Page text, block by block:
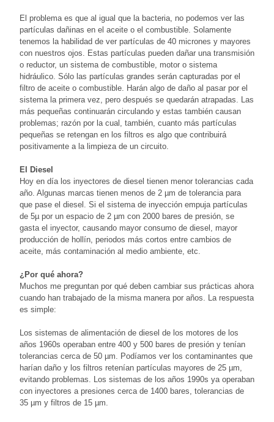
El problema es que al igual que la bacteria, no podemos ver las
partículas dañinas en el aceite o el combustible. Solamente
tenemos la habilidad de ver partículas de 40 micrones y mayores
con nuestros ojos. Estas partículas pueden dañar una transmisión
o reductor, un sistema de combustible, motor o sistema
hidráulico. Sólo las partículas grandes serán capturadas por el
filtro de aceite o combustible. Harán algo de daño al pasar por el
sistema la primera vez, pero después se quedarán atrapadas. Las
más pequeñas continuarán circulando y estas también causan
problemas; razón por la cual, también, cuanto más partículas
pequeñas se retengan en los filtros es algo que contribuirá
positivamente a la limpieza de un circuito.
El Diesel
Hoy en día los inyectores de diesel tienen menor tolerancias cada
año. Algunas marcas tienen menos de 2 µm de tolerancia para
que pase el diesel. Si el sistema de inyección empuja partículas
de 5µ por un espacio de 2 µm con 2000 bares de presión, se
gasta el inyector, causando mayor consumo de diesel, mayor
producción de hollín, periodos más cortos entre cambios de
aceite, más contaminación al medio ambiente, etc.
¿Por qué ahora?
Muchos me preguntan por qué deben cambiar sus prácticas ahora
cuando han trabajado de la misma manera por años. La respuesta
es simple:
Los sistemas de alimentación de diesel de los motores de los
años 1960s operaban entre 400 y 500 bares de presión y tenían
tolerancias cerca de 50 µm. Podíamos ver los contaminantes que
harían daño y los filtros retenían partículas mayores de 25 µm,
evitando problemas. Los sistemas de los años 1990s ya operaban
con inyectores a presiones cerca de 1400 bares, tolerancias de
35 µm y filtros de 15 µm.